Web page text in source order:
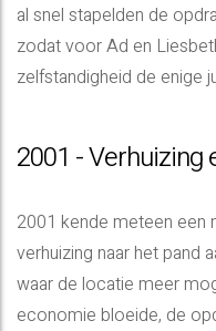
al snel stapelden de
zodat voor Ad en
zelfstandigheid de enige
2001 - Verhuizing
2001 kende meteen een
verhuizing naar het pand
waar de locatie meer
economie bloeide, de